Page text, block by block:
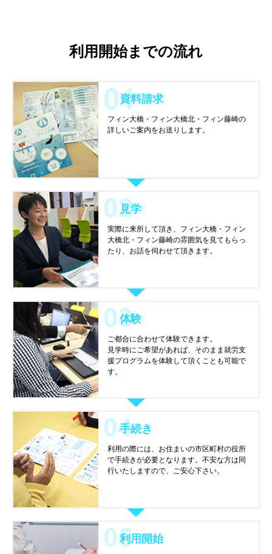
利用開始までの流れ
資料請求
フィン大橋・フィン大橋北・フィン藤崎の
詳しいご案内をお送りします。
見学
実際に来所して頂き、フィン大橋・フィン
大橋北・フィン藤崎の雰囲気を見てもらっ
たり、お話を伺わせて頂きます。
体験
ご都合に合わせて体験できます。
見学時にご希望があれば、そのまま就労支
援プログラムを体験して頂くことも可能で
す。
手続き
利用の際には、お住まいの市区町村の役所
で手続きが必要となります。不安な方は同
行いたしますので、ご安心下さい。
利用開始